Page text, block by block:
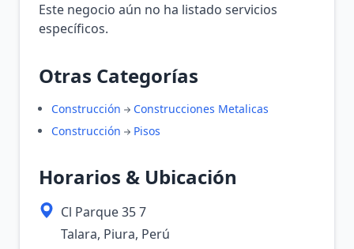
Este negocio aún no ha listado servicios
específicos.
Otras Categorías
Construcción
Construcciones Metalicas
Construcción
Pisos
Horarios & Ubicación
Cl Parque 35 7
Talara, Piura, Perú